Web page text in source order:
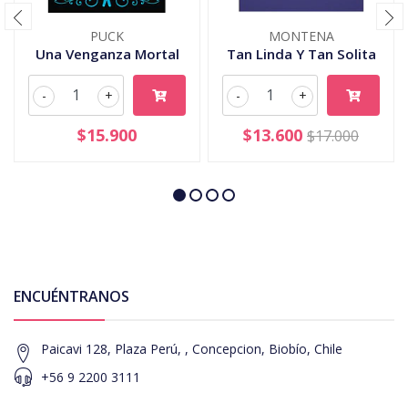
PUCK
Una Venganza Mortal
+
-
$15.900
MONTENA
Tan Linda Y Tan Solita
+
-
$13.600 $17.000
ENCUÉNTRANOS
Paicavi 128, Plaza Perú, , Concepcion, Biobío, Chile
+56 9 2200 3111